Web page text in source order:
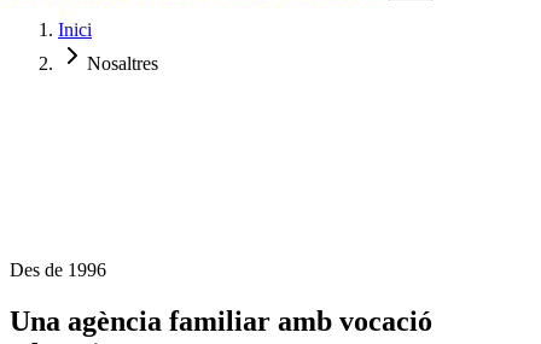
Inici
Nosaltres
Des de 1996
Una agència familiar amb vocació